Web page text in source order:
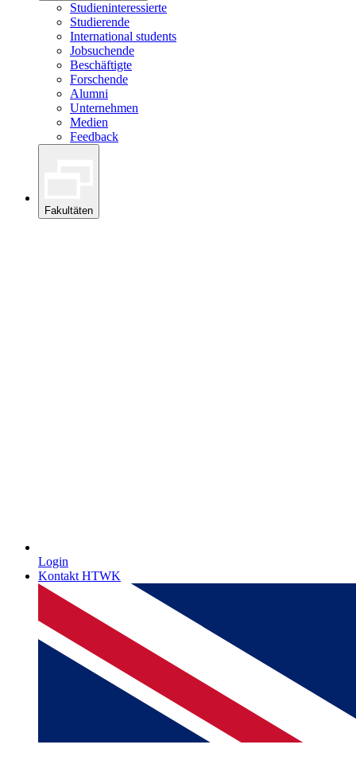
Studieninteressierte
Studierende
International students
Jobsuchende
Beschäftigte
Forschende
Alumni
Unternehmen
Medien
Feedback
Fakultäten
Login
Kontakt HTWK